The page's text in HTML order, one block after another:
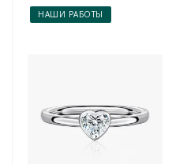
НАШИ РАБОТЫ